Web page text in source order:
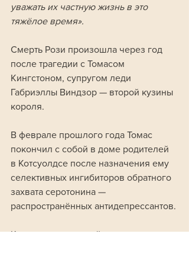
уважать их частную жизнь в это
тяжёлое время».
Смерть Рози произошла через год
после трагедии с Томасом
Кингстоном, супругом леди
Габриэллы Виндзор — второй кузины
короля.
В феврале прошлого года Томас
покончил с собой в доме родителей
в Котсуолдсе после назначения ему
селективных ингибиторов обратного
захвата серотонина —
распространённых антидепрессантов.
Кингстон, женившийся на леди